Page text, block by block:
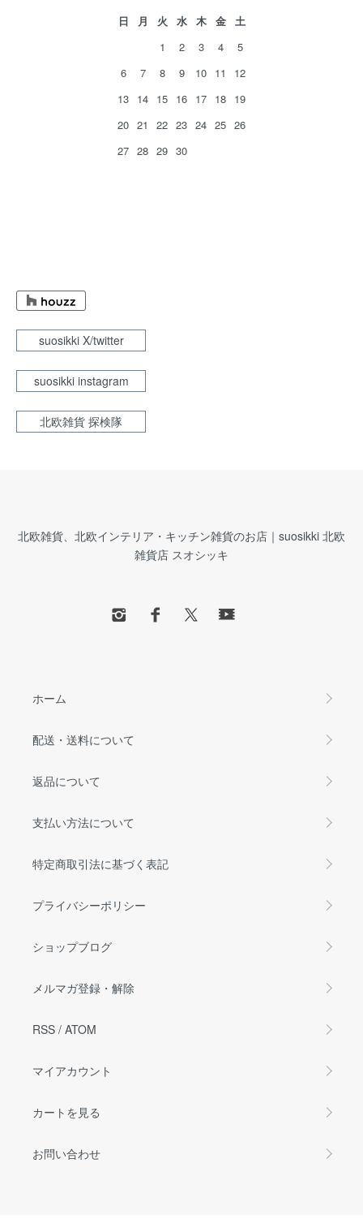
日 月 火 水 木 金
土
1
2 3 4
5
6
7 8 9 10 11
12
13 14 15 16 17 18 19
20 21 22 23 24 25 26
27 28 29 30
suosikki X/twitter
suosikki instagram
北欧雑貨 探検隊
北欧雑貨、北欧インテリア・キッチン雑貨のお店｜suosikki 北欧
雑貨店 スオシッキ
ホーム
配送・送料について
返品について
支払い方法について
特定商取引法に基づく表記
プライバシーポリシー
ショップブログ
メルマガ登録・解除
RSS / ATOM
マイアカウント
カートを見る
お問い合わせ